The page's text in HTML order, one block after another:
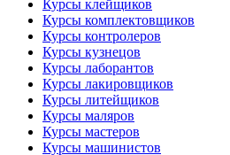
Курсы клейщиков
Курсы комплектовщиков
Курсы контролеров
Курсы кузнецов
Курсы лаборантов
Курсы лакировщиков
Курсы литейщиков
Курсы маляров
Курсы мастеров
Курсы машинистов